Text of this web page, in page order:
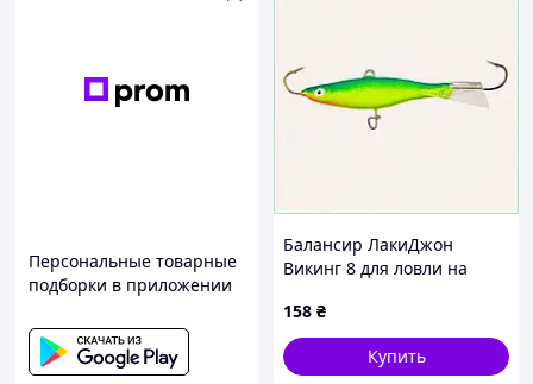
Персональные товарные
подборки в приложении
Балансир ЛакиДжон
Викинг 8 для ловли на
158 ₴
Купить